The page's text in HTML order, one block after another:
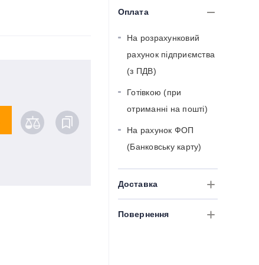
Оплата
На розрахунковий
рахунок підприємства
(з ПДВ)
Готівкою (при
отриманні на пошті)
На рахунок ФОП
(Банковську карту)
Доставка
Повернення